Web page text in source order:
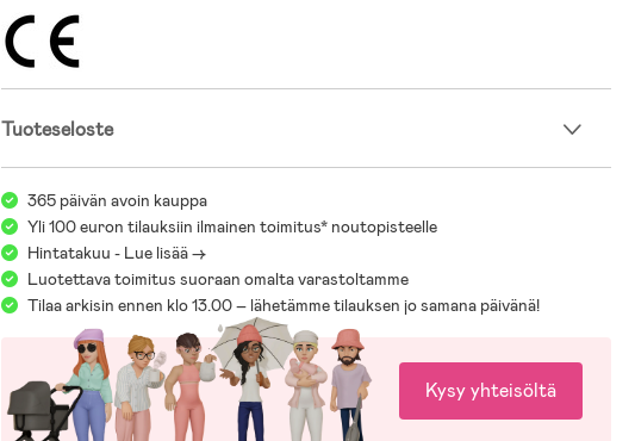
Tuoteseloste
365 päivän avoin kauppa
Yli 100 euron tilauksiin ilmainen toimitus* noutopisteelle
Hintatakuu - Lue lisää ->
Luotettava toimitus suoraan omalta varastoltamme
Tilaa arkisin ennen klo 13.00 – lähetämme tilauksen jo samana päivänä!
Kysy yhteisöltä